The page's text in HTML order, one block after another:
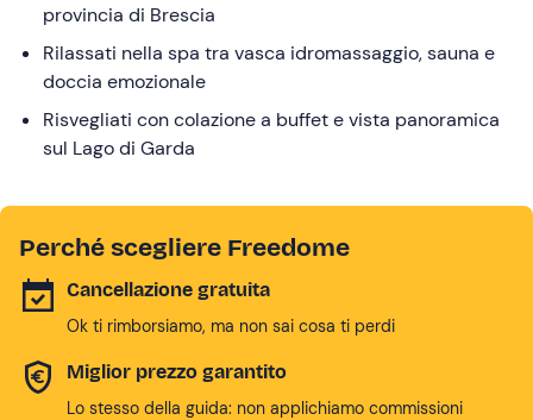
dates.
provincia di Brescia
Rilassati nella spa tra vasca idromassaggio, sauna e
doccia emozionale
Risvegliati con colazione a buffet e vista panoramica
sul Lago di Garda
Perché scegliere Freedome
Cancellazione gratuita
Ok ti rimborsiamo, ma non sai cosa ti perdi
Miglior prezzo garantito
Lo stesso della guida: non applichiamo commissioni